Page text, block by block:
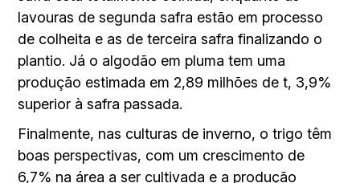
lavouras de segunda safra estão em processo
de colheita e as de terceira safra finalizando o
plantio. Já o algodão em pluma tem uma
produção estimada em 2,89 milhões de t, 3,9%
superior à safra passada.
Finalmente, nas culturas de inverno, o trigo têm
boas perspectivas, com um crescimento de
6,7% na área a ser cultivada e a produção